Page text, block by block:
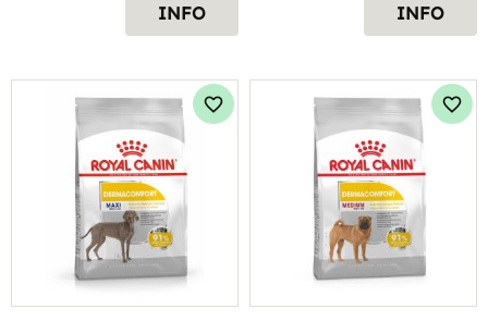
INFO INFO
Lägg till i favoriter